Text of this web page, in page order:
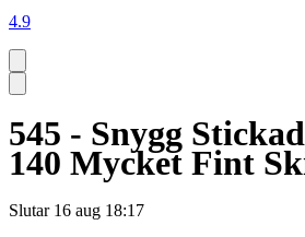
4.9
545 - Snygg
140 Mycket Fint
Slutar 16 aug 18:17